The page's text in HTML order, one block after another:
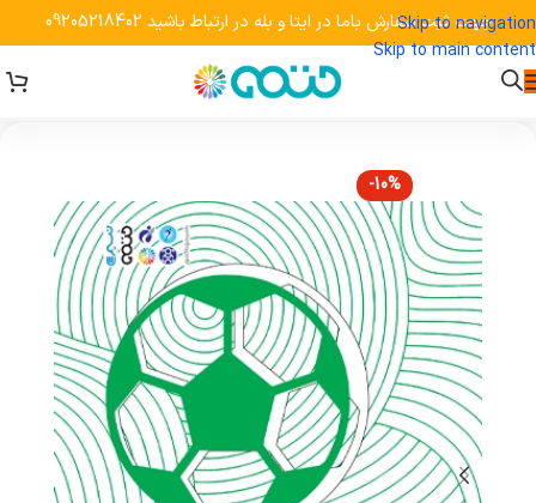
Skip to navigation
Skip to main content
جهت ثبت سفارش باما در ایتا و بله در ارتباط باشید 09205218402
-10%